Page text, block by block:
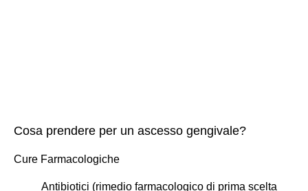
Cosa prendere per un ascesso gengivale?
Cure Farmacologiche
Antibiotici (rimedio farmacologico di prima scelta